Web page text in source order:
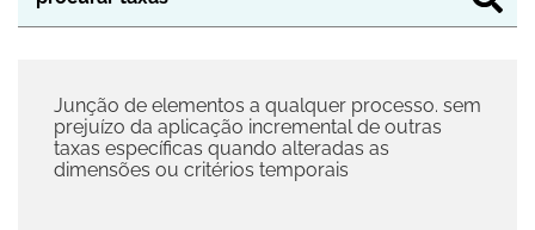
Junção de elementos a qualquer processo. sem
prejuízo da aplicação incremental de outras
taxas específicas quando alteradas as
dimensões ou critérios temporais